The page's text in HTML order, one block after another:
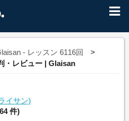
- レッスン 6116回
・レビュー | Glaisan
イサン)
件)